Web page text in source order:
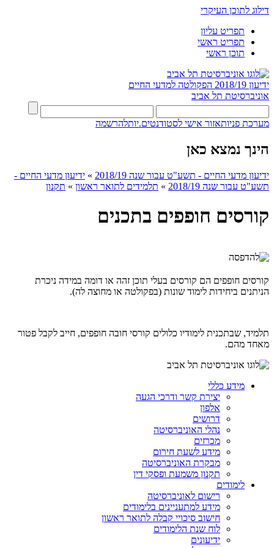
דילוג לתוכן העיקרי
תפריט עליון
תפריט ראשי
תוכן ראשי
ידיעון 2018/19
הפקולטה למדעי החיים
אוניברסיטת תל אביב
מערכת פניותאזור אישי לסטודנטים.יותלהרשמה
הינך נמצא כאן
ידיעון מדעי החיים - תשע"ט עבור שנה 2018/19 » ידיעון מדעי החיים -
תשע"ט עבור שנה 2018/19
» תלמידים לתואר ראשון » תקנון
קורסים חופפים בתכנים
קורסים חופפים הם קורסים בעלי תוכן זהה או דומה במידה ניכרת
הניתנים ביחידות לימוד שונות (בפקולטה או מחוצה לה).
תלמיד, שבתכנית לימודיו כלולים קורסי חובה חופפים, חייב לקבל פטור
מאחד מהם.
מידע כללי
יצירת קשר ודרכי הגעה
אלפון
דרושים
נהלי האוניברסיטה
מכרזים
מידע לשעת חירום
מבקרת האוניברסיטה
תקנון משמעת ופסקי דין
לימודים
רישום לאוניברסיטה
מידע למתעניינים בלימודים
חישוב סיכויי קבלה לתואר ראשון
לוח שנת הלימודים
ידיעונים